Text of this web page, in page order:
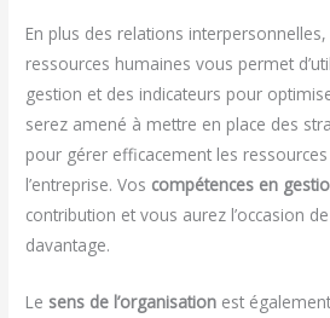
En plus des relations
ressources humaines vous permet
gestion et des indicateurs pour
serez amené à mettre en place des
pour gérer efficacement les
l’entreprise. Vos compétences en
contribution et vous aurez l’occasion
davantage.
Le sens de l’organisation est